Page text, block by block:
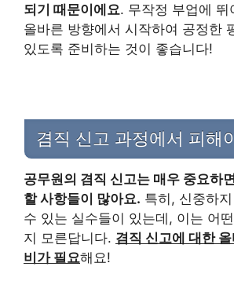
되기 때문이에요. 무작정 부업에 뛰
올바른 방향에서 시작하여 공정한
있도록 준비하는 것이 좋습니다!
겸직 신고 과정에서 피해
공무원의 겸직 신고는 매우 중요하
할 사항들이 많아요. 특히, 신중하
수 있는 실수들이 있는데, 이는 어
지 모른답니다. 겸직 신고에 대한
비가 필요해요!